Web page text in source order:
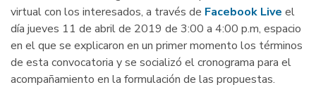
virtual con los interesados, a través de Facebook Live el
día jueves 11 de abril de 2019 de 3:00 a 4:00 p.m, espacio
en el que se explicaron en un primer momento los términos
de esta convocatoria y se socializó el cronograma para el
acompañamiento en la formulación de las propuestas.